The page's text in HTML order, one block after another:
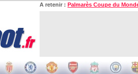
A retenir : Palmarès Coupe du